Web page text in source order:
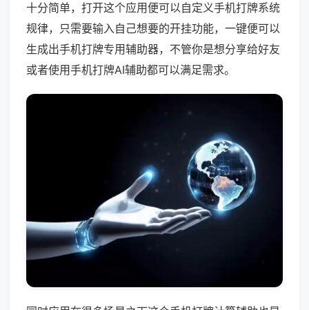
十分简单，打开这个应用便可以自定义手机打牌系统
规律，只需要输入自己想要的开挂功能，一键便可以
生成出手机打牌专用辅助器，不管你是想分享给好友
或者使用手机打牌AI辅助都可以满足需求。